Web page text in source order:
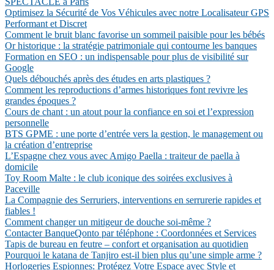
Optimisez la Sécurité de Vos Véhicules avec notre Localisateur GPS
Performant et Discret
Comment le bruit blanc favorise un sommeil paisible pour les bébés
Or historique : la stratégie patrimoniale qui contourne les banques
Formation en SEO : un indispensable pour plus de visibilité sur
Google
Quels débouchés après des études en arts plastiques ?
Comment les reproductions d’armes historiques font revivre les
grandes époques ?
Cours de chant : un atout pour la confiance en soi et l’expression
personnelle
BTS GPME : une porte d’entrée vers la gestion, le management ou
la création d’entreprise
L’Espagne chez vous avec Amigo Paella : traiteur de paella à
domicile
Toy Room Malte : le club iconique des soirées exclusives à
Paceville
La Compagnie des Serruriers, interventions en serrurerie rapides et
fiables !
Comment changer un mitigeur de douche soi-même ?
Contacter BanqueQonto par téléphone : Coordonnées et Services
Tapis de bureau en feutre – confort et organisation au quotidien
Pourquoi le katana de Tanjiro est-il bien plus qu’une simple arme ?
Horlogeries Espionnes: Protégez Votre Espace avec Style et